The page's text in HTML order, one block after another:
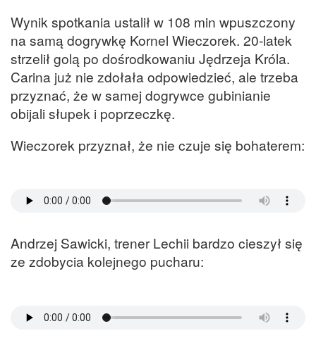
Wynik spotkania ustalił w 108 min wpuszczony
na samą dogrywkę Kornel Wieczorek. 20-latek
strzelił golą po dośrodkowaniu Jędrzeja Króla.
Carina już nie zdołała odpowiedzieć, ale trzeba
przyznać, że w samej dogrywce gubinianie
obijali słupek i poprzeczkę.
Wieczorek przyznał, że nie czuje się bohaterem:
Andrzej Sawicki, trener Lechii bardzo cieszył się
ze zdobycia kolejnego pucharu: